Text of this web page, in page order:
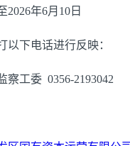
2026年6月10日
以下电话进行反映：
察工委 0356-2193042